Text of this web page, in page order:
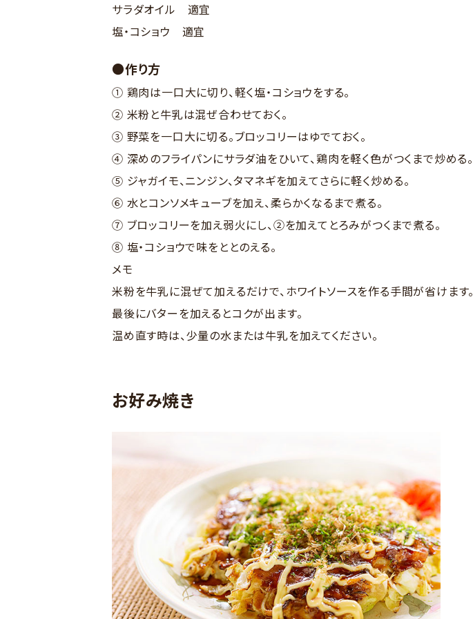
サラダオイル 適宜
塩・コショウ 適宜
●作り方
① 鶏肉は一口大に切り、軽く塩・コショウをする。
② 米粉と牛乳は混ぜ合わせておく。
③ 野菜を一口大に切る。ブロッコリーはゆでておく。
④ 深めのフライパンにサラダ油をひいて、鶏肉を軽く色がつくまで炒める。
⑤ ジャガイモ、ニンジン、タマネギを加えてさらに軽く炒める。
⑥ 水とコンソメキューブを加え、柔らかくなるまで煮る。
⑦ ブロッコリーを加え弱火にし、②を加えてとろみがつくまで煮る。
⑧ 塩・コショウで味をととのえる。
メモ
米粉を牛乳に混ぜて加えるだけで、ホワイトソースを作る手間が省けます。
最後にバターを加えるとコクが出ます。
温め直す時は、少量の水または牛乳を加えてください。
お好み焼き